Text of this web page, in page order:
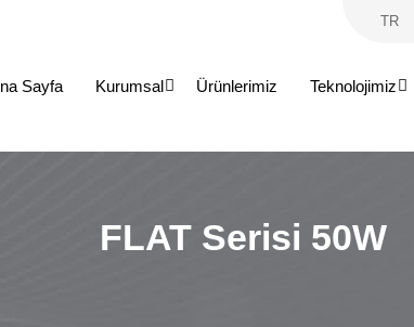
TR
Sayfa Kurumsal Ürünlerimiz Teknolojimiz
FLAT Serisi 50W